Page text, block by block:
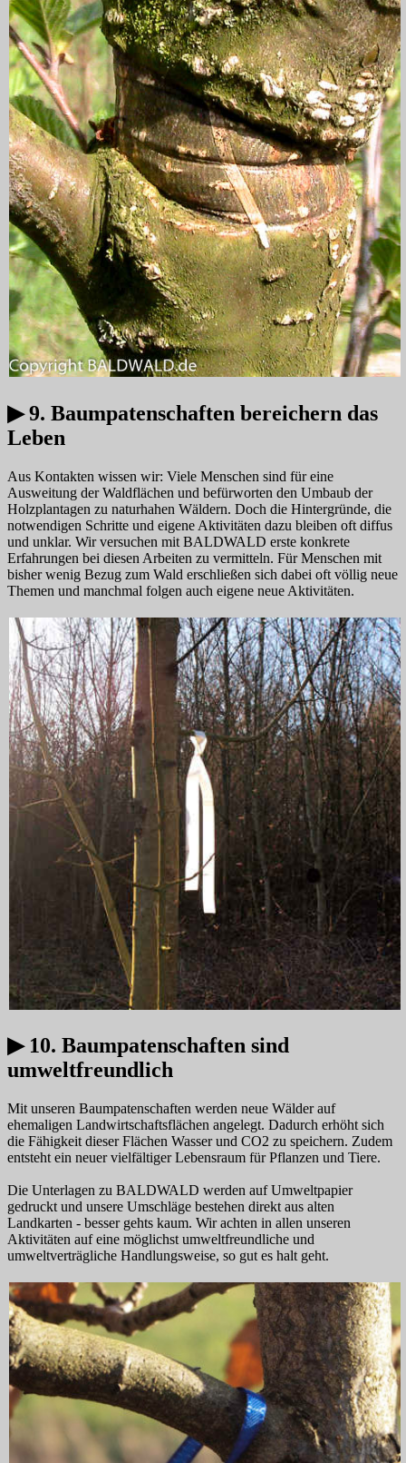
▶ 9. Baumpatenschaften bereichern das
Leben
Aus Kontakten wissen wir: Viele Menschen sind für eine
Ausweitung der Waldflächen und befürworten den Umbaub der
Holzplantagen zu naturhahen Wäldern. Doch die Hintergründe, die
notwendigen Schritte und eigene Aktivitäten dazu bleiben oft diffus
und unklar. Wir versuchen mit BALDWALD erste konkrete
Erfahrungen bei diesen Arbeiten zu vermitteln. Für Menschen mit
bisher wenig Bezug zum Wald erschließen sich dabei oft völlig neue
Themen und manchmal folgen auch eigene neue Aktivitäten.
▶ 10. Baumpatenschaften sind
umweltfreundlich
Mit unseren Baumpatenschaften werden neue Wälder auf
ehemaligen Landwirtschaftsflächen angelegt. Dadurch erhöht sich
die Fähigkeit dieser Flächen Wasser und CO2 zu speichern. Zudem
entsteht ein neuer vielfältiger Lebensraum für Pflanzen und Tiere.
Die Unterlagen zu BALDWALD werden auf Umweltpapier
gedruckt und unsere Umschläge bestehen direkt aus alten
Landkarten - besser gehts kaum. Wir achten in allen unseren
Aktivitäten auf eine möglichst umweltfreundliche und
umweltverträgliche Handlungsweise, so gut es halt geht.